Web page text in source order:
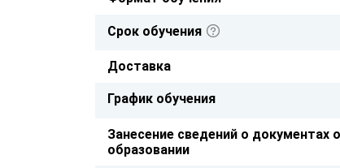
Срок обучения
Доставка
График обучения
Занесение сведений о документах
образовании